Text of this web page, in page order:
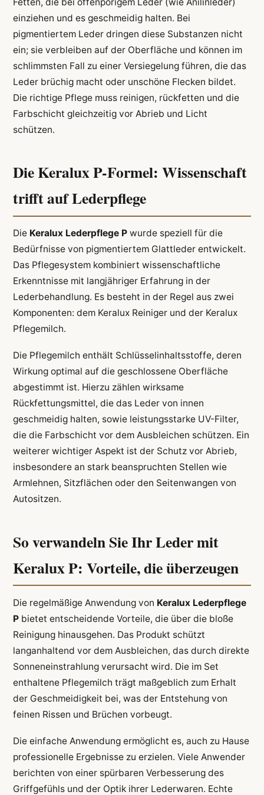
einziehen und es geschmeidig halten. Bei
pigmentiertem Leder dringen diese Substanzen nicht
ein; sie verbleiben auf der Oberfläche und können im
schlimmsten Fall zu einer Versiegelung führen, die das
Leder brüchig macht oder unschöne Flecken bildet.
Die richtige Pflege muss reinigen, rückfetten und die
Farbschicht gleichzeitig vor Abrieb und Licht
schützen.
Die Keralux P-Formel: Wissenschaft
trifft auf Lederpflege
Die Keralux Lederpflege Pwurde speziell für die
Bedürfnisse von pigmentiertem Glattleder entwickelt.
Das Pflegesystem kombiniert wissenschaftliche
Erkenntnisse mit langjähriger Erfahrung in der
Lederbehandlung. Es besteht in der Regel aus zwei
Komponenten: dem Keralux Reiniger und der Keralux
Pflegemilch.
Die Pflegemilch enthält Schlüsselinhaltsstoffe, deren
Wirkung optimal auf die geschlossene Oberfläche
abgestimmt ist. Hierzu zählen wirksame
Rückfettungsmittel, die das Leder von innen
geschmeidig halten, sowie leistungsstarke UV-Filter,
die die Farbschicht vor dem Ausbleichen schützen. Ein
weiterer wichtiger Aspekt ist der Schutz vor Abrieb,
insbesondere an stark beanspruchten Stellen wie
Armlehnen, Sitzflächen oder den Seitenwangen von
Autositzen.
So verwandeln Sie Ihr Leder mit
Keralux P: Vorteile, die überzeugen
Die regelmäßige Anwendung von Keralux Lederpflege
Pbietet entscheidende Vorteile, die über die bloße
Reinigung hinausgehen. Das Produkt schützt
langanhaltend vor dem Ausbleichen, das durch direkte
Sonneneinstrahlung verursacht wird. Die im Set
enthaltene Pflegemilch trägt maßgeblich zum Erhalt
der Geschmeidigkeit bei, was der Entstehung von
feinen Rissen und Brüchen vorbeugt.
Die einfache Anwendung ermöglicht es, auch zu Hause
professionelle Ergebnisse zu erzielen. Viele Anwender
berichten von einer spürbaren Verbesserung des
Griffgefühls und der Optik ihrer Lederwaren. Echte